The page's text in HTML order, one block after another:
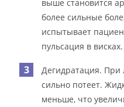
выше становится
более сильные
испытывает
пульсация в висках.
Дегидратация. При
сильно потеет.
меньше, что